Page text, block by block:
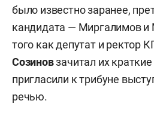
было известно заранее,
кандидата — Миргалимов
того как депутат и ректор
Созиновзачитал их
пригласили к трибуне
речью.